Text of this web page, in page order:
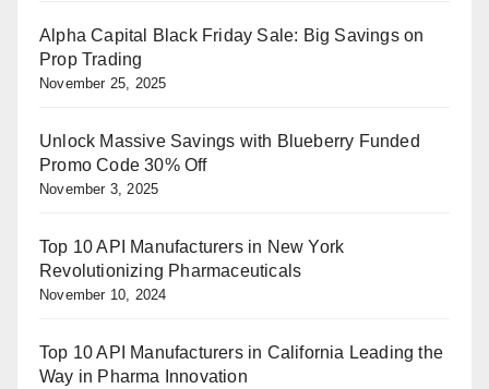
Alpha Capital Black Friday Sale: Big Savings on
Prop Trading
November 25, 2025
Unlock Massive Savings with Blueberry Funded
Promo Code 30% Off
November 3, 2025
Top 10 API Manufacturers in New York
Revolutionizing Pharmaceuticals
November 10, 2024
Top 10 API Manufacturers in California Leading the
Way in Pharma Innovation